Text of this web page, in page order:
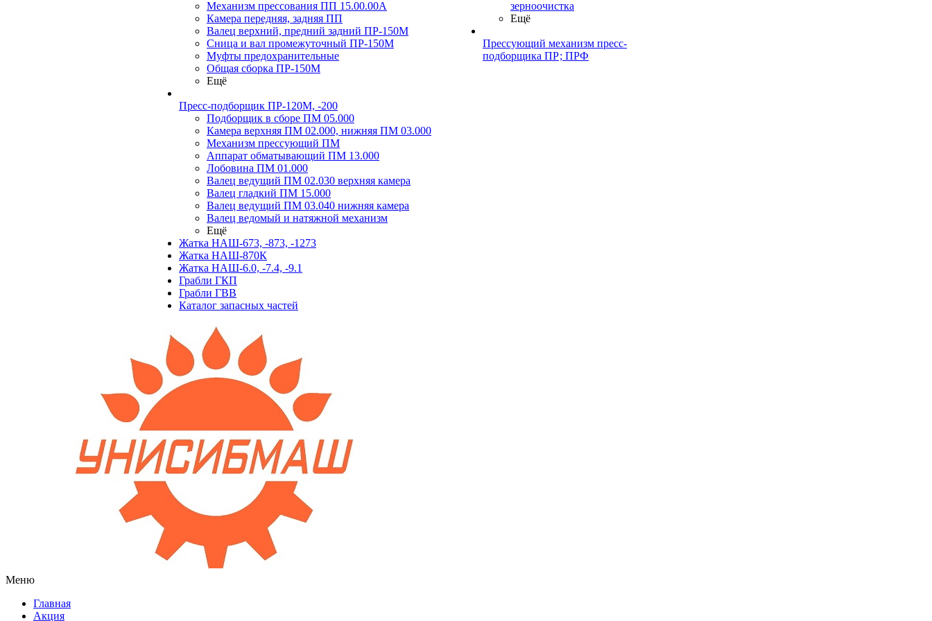
Механизм прессования ПП 15.00.00А
Камера передняя, задняя ПП
Валец верхний, предний задний ПР-150М
Сница и вал промежуточный ПР-150М
Муфты предохранительные
Общая сборка ПР-150М
Ещё
Пресс-подборщик ПР-120М, -200
Подборщик в сборе ПМ 05.000
Камера верхняя ПМ 02.000, нижняя ПМ 03.000
Механизм прессующий ПМ
Аппарат обматывающий ПМ 13.000
Лобовина ПМ 01.000
Валец ведущий ПМ 02.030 верхняя камера
Валец гладкий ПМ 15.000
Валец ведущий ПМ 03.040 нижняя камера
Валец ведомый и натяжной механизм
Ещё
Жатка НАШ-673, -873, -1273
Жатка НАШ-870К
Жатка НАШ-6.0, -7.4, -9.1
Грабли ГКП
Грабли ГВВ
Каталог запасных частей
зерноочистка
Ещё
Прессующий механизм пресс-
подборщика ПР; ПРФ
Меню
Главная
Акция